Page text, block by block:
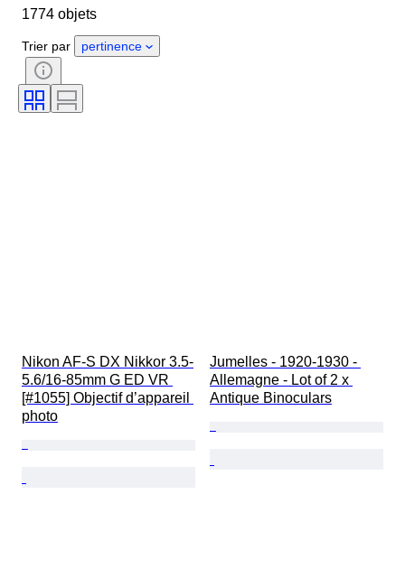
Pays d’origine
Époque
Style
Technique
Édition
Type de télescope
1774 objets
Trier par pertinence
Nikon AF-S DX Nikkor 3.5-
5.6/16-85mm G ED VR
[#1055] Objectif d’appareil
photo
Jumelles - 1920-1930 -
Allemagne - Lot of 2 x
Antique Binoculars